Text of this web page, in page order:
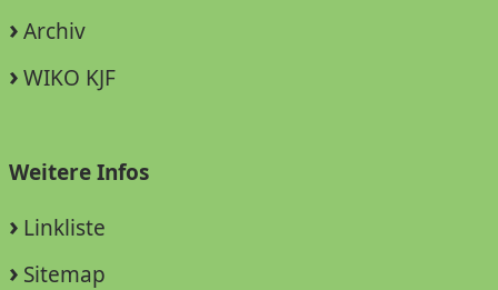
Archiv
WIKO KJF
Weitere Infos
Linkliste
Sitemap